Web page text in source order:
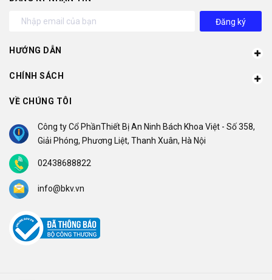
Đăng ký
HƯỚNG DẪN
CHÍNH SÁCH
VỀ CHÚNG TÔI
Công ty Cổ PhầnThiết Bị An Ninh Bách Khoa Việt - Số 358,
Giải Phóng, Phương Liệt, Thanh Xuân, Hà Nội
02438688822
info@bkv.vn